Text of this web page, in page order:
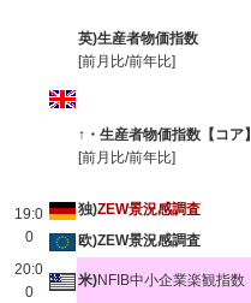
英)生産者物価指数
[前月比/前年比]
↑・生産者物価指数【コア】
[前月比/前年比]
19:0
0
独)ZEW景況感調査
欧)ZEW景況感調査
20:0
0
米)NFIB中小企業楽観指数